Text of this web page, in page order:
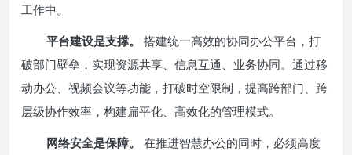
工作中。
平台建设是支撑。
搭建统一高效的协同办公平台，打
破部门壁垒，实现资源共享、信息互通、业务协同。通过移
动办公、视频会议等功能，打破时空限制，提高跨部门、跨
层级协作效率，构建扁平化、高效化的管理模式。
网络安全是保障。
在推进智慧办公的同时，必须高度